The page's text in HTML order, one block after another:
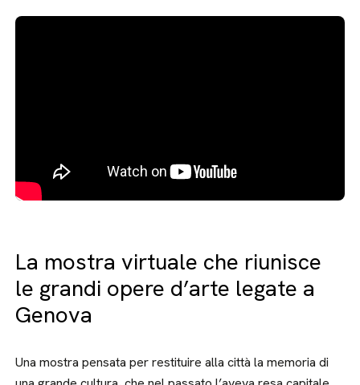
La mostra virtuale che riunisce
le grandi opere d’arte legate a
Genova
Una mostra pensata per restituire alla città la memoria di